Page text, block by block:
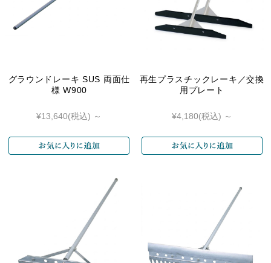
グラウンドレーキ SUS 両面仕
様 W900
¥13,640(税込) ～
再生プラスチックレーキ／交換
用プレート
¥4,180(税込) ～